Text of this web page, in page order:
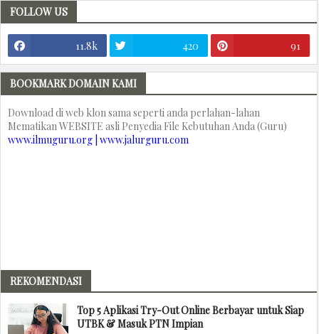
FOLLOW US
11.8k 420 91
BOOKMARK DOMAIN KAMI
Download di web klon sama seperti anda perlahan-lahan
Mematikan WEBSITE asli Penyedia File Kebutuhan Anda (Guru)
www.ilmuguru.org | www.jalurguru.com
REKOMENDASI
Top 5 Aplikasi Try-Out Online Berbayar untuk Siap
UTBK & Masuk PTN Impian